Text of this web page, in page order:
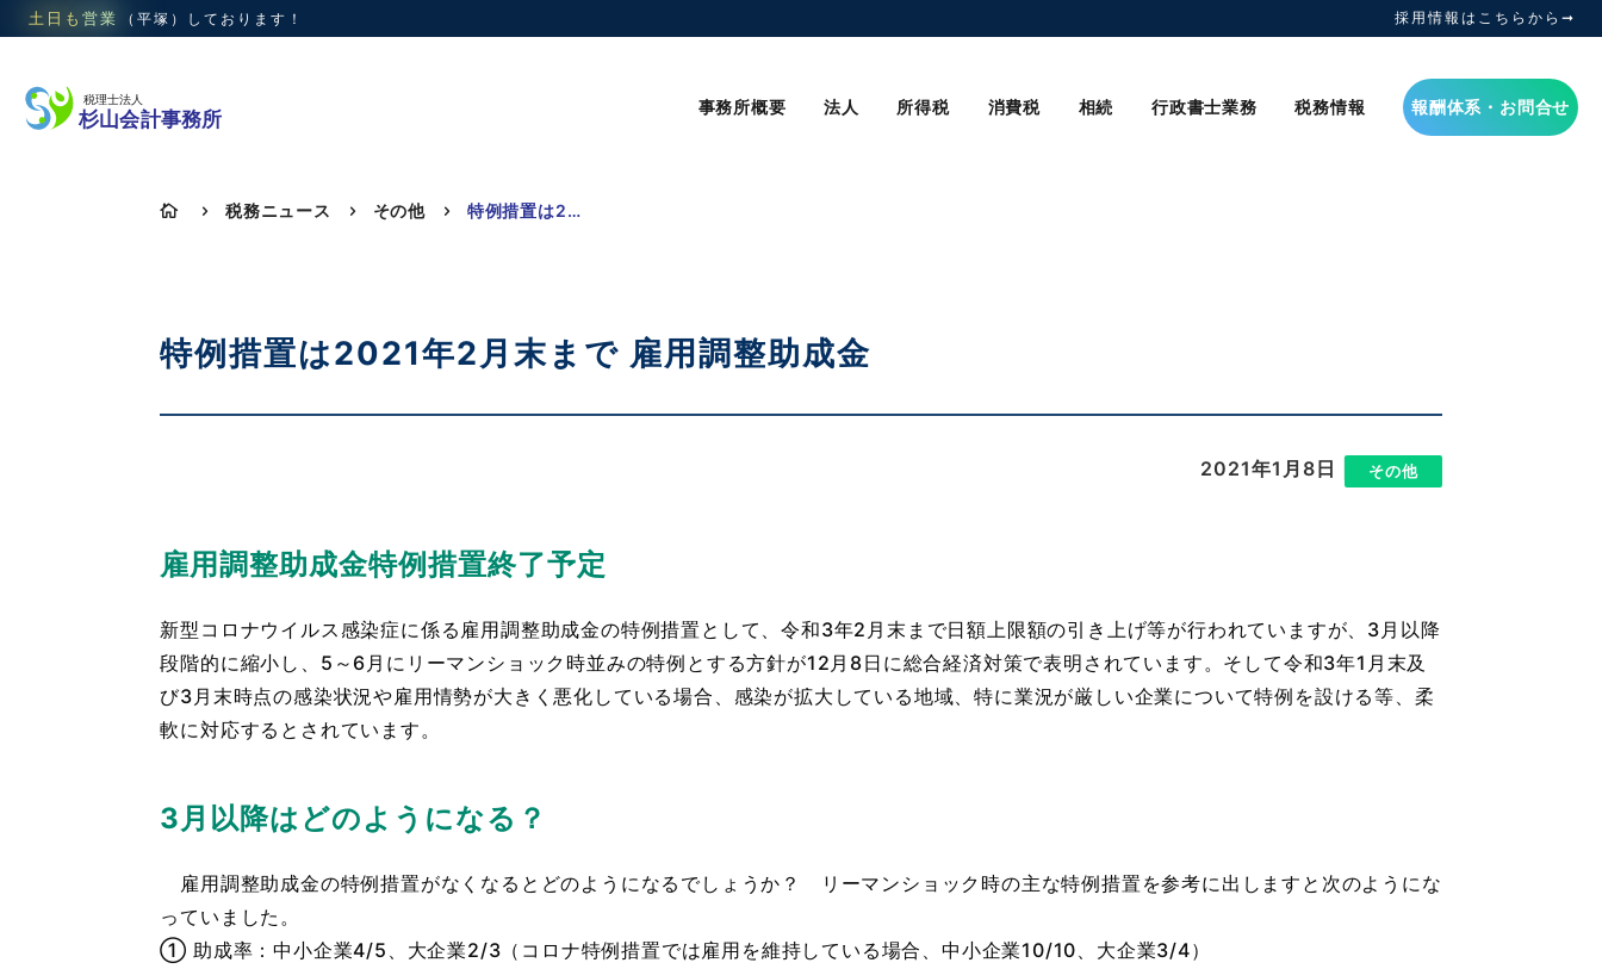
土日も 営業 （平塚） しております！ 採用情報はこちらから➞
事務所概要 法人 所得税 消費税 相続 行政書士業務 税務情報 報酬体系・お問合せ
 5 税務ニュース 5 その他 5 特例措置は2021年2月末まで 雇用調整助成金
特例措置は2021年2月末まで 雇用調整助成金
2021年1月8日 その他
雇用調整助成金特例措置終了予定
新型コロナウイルス感染症に係る雇用調整助成金の特例措置として、令和3年2月末まで日額上限額の引き上げ等が行われていますが、3月以降
段階的に縮小し、5～6月にリーマンショック時並みの特例とする方針が12月8日に総合経済対策で表明されています。そして令和3年1月末及
び3月末時点の感染状況や雇用情勢が大きく悪化している場合、感染が拡大している地域、特に業況が厳しい企業について特例を設ける等、柔
軟に対応するとされています。
3月以降はどのようになる？
雇用調整助成金の特例措置がなくなるとどのようになるでしょうか？ リーマンショック時の主な特例措置を参考に出しますと次のようにな
っていました。
① 助成率：中小企業4/5、大企業2/3（コロナ特例措置では雇用を維持している場合、中小企業10/10、大企業3/4）